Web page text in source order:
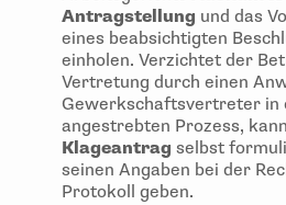
Antragstellung und das
eines beabsichtigten
einholen. Verzichtet der
Vertretung durch einen
Gewerkschaftsvertreter in
angestrebten Prozess,
Klageantrag selbst
seinen Angaben bei der
Protokoll geben.